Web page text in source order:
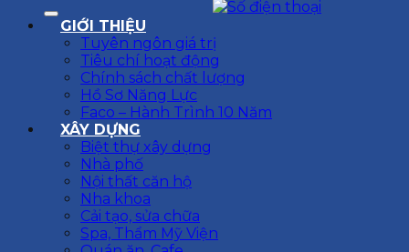
GIỚI THIỆU
Tuyên ngôn giá trị
Tiêu chí hoạt động
Chính sách chất lượng
Hồ Sơ Năng Lực
Faco – Hành Trình 10 Năm
XÂY DỰNG
Biệt thự xây dựng
Nhà phố
Nội thất căn hộ
Nha khoa
Cải tạo, sửa chữa
Spa, Thẩm Mỹ Viện